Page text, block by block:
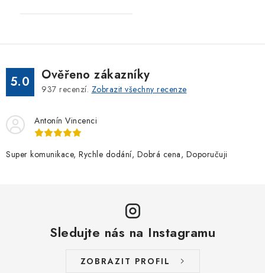
5.0 Ověřeno zákazníky
937 recenzí. Zobrazit všechny recenze
Antonín Vincenci
Super komunikace, Rychle dodání, Dobrá cena, Doporučuji
Sledujte nás na Instagramu
ZOBRAZIT PROFIL